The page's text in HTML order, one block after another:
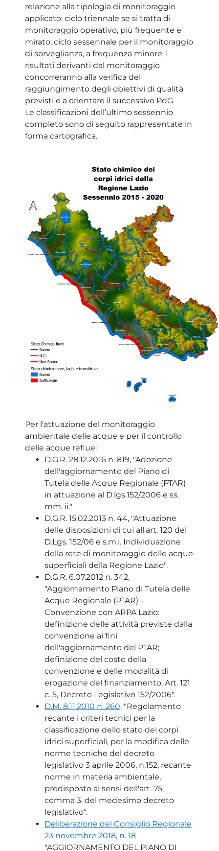
relazione alla tipologia di monitoraggio
applicato: ciclo triennale se si tratta di
monitoraggio operativo, più frequente e
mirato; ciclo sessennale per il monitoraggio
di sorveglianza, a frequenza minore. I
risultati derivanti dal monitoraggio
concorreranno alla verifica del
raggiungimento degli obiettivi di qualità
previsti e a orientare il successivo PdG.
Le classificazioni dell’ultimo sessennio
completo sono di seguito rappresentate in
forma cartografica.
Per l'attuazione del monitoraggio
ambientale delle acque e per il controllo
delle acque reflue:
D.G.R. 28.12.2016 n. 819, "Adozione
dell'aggiornamento del Piano di
Tutela delle Acque Regionale (PTAR)
in attuazione al D.lgs.152/2006 e ss.
mm. ii."
D.G.R. 15.02.2013 n. 44, "Attuazione
delle disposizioni di cui all'art. 120 del
D.Lgs. 152/06 e s.m.i. Individuazione
della rete di monitoraggio delle acque
superficiali della Regione Lazio".
D.G.R. 6.07.2012 n. 342,
"Aggiornamento Piano di Tutela delle
Acque Regionale (PTAR) -
Convenzione con ARPA Lazio:
definizione delle attività previste dalla
convenzione ai fini
dell'aggiornamento del PTAR;
definizione del costo della
convenzione e delle modalità di
erogazione del finanziamento. Art. 121
c. 5, Decreto Legislativo 152/2006".
D.M. 8.11.2010 n. 260, "Regolamento
recante i criteri tecnici per la
classificazione dello stato dei corpi
idrici superficiali, per la modifica delle
norme tecniche del decreto
legislativo 3 aprile 2006, n.152, recante
norme in materia ambientale,
predisposto ai sensi dell'art. 75,
comma 3, del medesimo decreto
legislativo".
Deliberazione del Consiglio Regionale
23 novembre 2018, n. 18
"AGGIORNAMENTO DEL PIANO DI